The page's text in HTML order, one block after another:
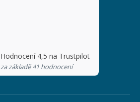
Hodnocení 4,5 na Trustpilot
za základě 41 hodnocení